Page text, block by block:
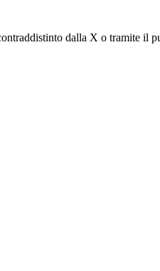
dalla X o tramite il